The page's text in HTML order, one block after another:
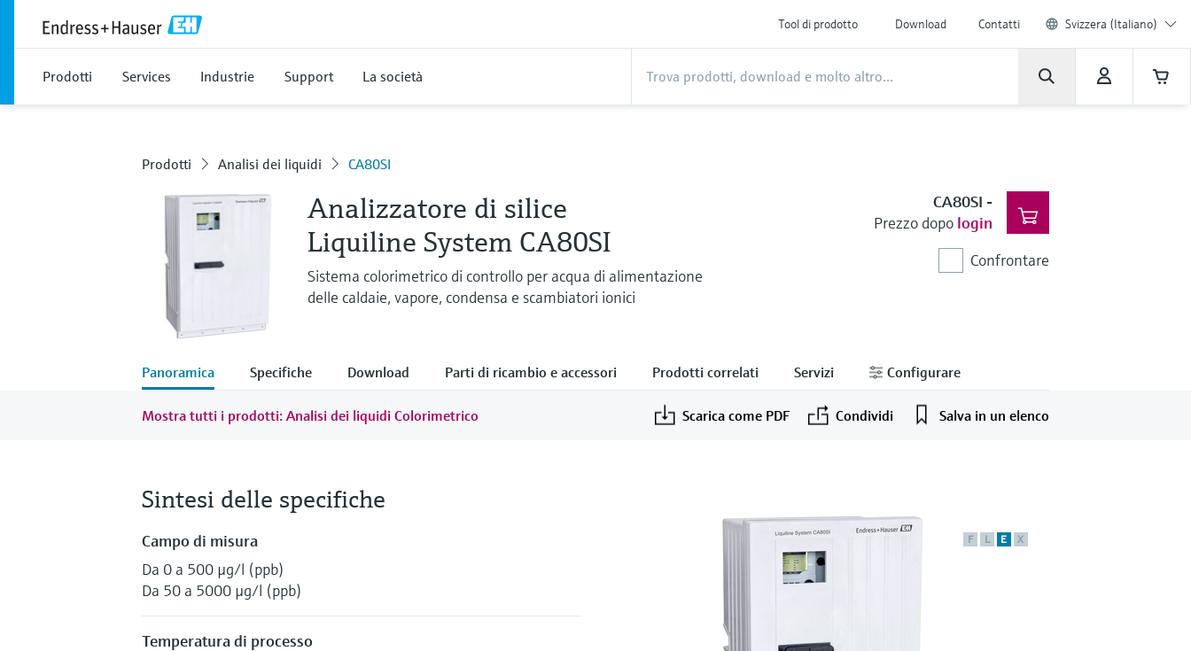
Tool di prodotto Download Contatti Svizzera (Italiano)
Prodotti Services Industrie Support La società
Prodotti Analisi dei liquidi CA80SI
Analizzatore di silice
Liquiline System CA80SI
Sistema colorimetrico di controllo per acqua di alimentazione
delle caldaie, vapore, condensa e scambiatori ionici
CA80SI -
Prezzo dopo login
Confrontare
Panoramica Specifiche Download Parti di ricambio e accessori Prodotti correlati Servizi Configurare
Mostra tutti i prodotti: Analisi dei liquidi Colorimetrico Scarica come PDF Condividi Salva in un elenco
F L E X
Sintesi delle specifiche
Campo di misura
Da 0 a 500 µg/l (ppb)
Da 50 a 5000 µg/l (ppb)
Temperatura di processo